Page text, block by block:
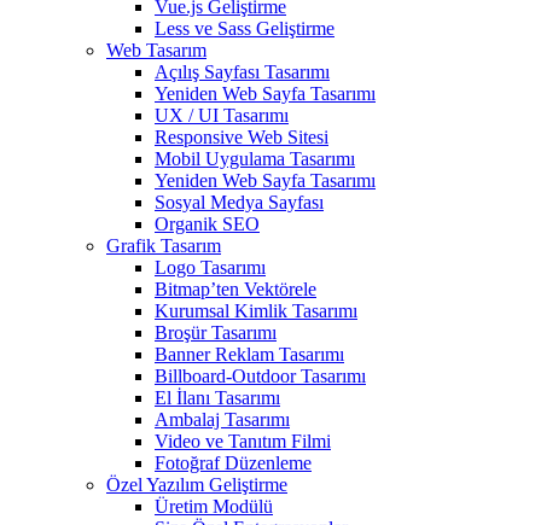
Vue.js Geliştirme
Less ve Sass Geliştirme
Web Tasarım
Açılış Sayfası Tasarımı
Yeniden Web Sayfa Tasarımı
UX / UI Tasarımı
Responsive Web Sitesi
Mobil Uygulama Tasarımı
Yeniden Web Sayfa Tasarımı
Sosyal Medya Sayfası
Organik SEO
Grafik Tasarım
Logo Tasarımı
Bitmap’ten Vektörele
Kurumsal Kimlik Tasarımı
Broşür Tasarımı
Banner Reklam Tasarımı
Billboard-Outdoor Tasarımı
El İlanı Tasarımı
Ambalaj Tasarımı
Video ve Tanıtım Filmi
Fotoğraf Düzenleme
Özel Yazılım Geliştirme
Üretim Modülü